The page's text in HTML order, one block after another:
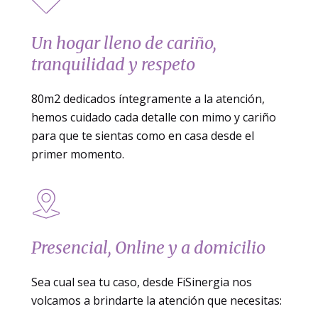
Un hogar lleno de cariño,
tranquilidad y respeto
80m2 dedicados íntegramente a la atención,
hemos cuidado cada detalle con mimo y cariño
para quete sientas como en casa desde el
primer momento.
Presencial, Online y a domicilio
Sea cual sea tu caso, desde FiSinergia nos
volcamos a brindarte la atención que necesitas: